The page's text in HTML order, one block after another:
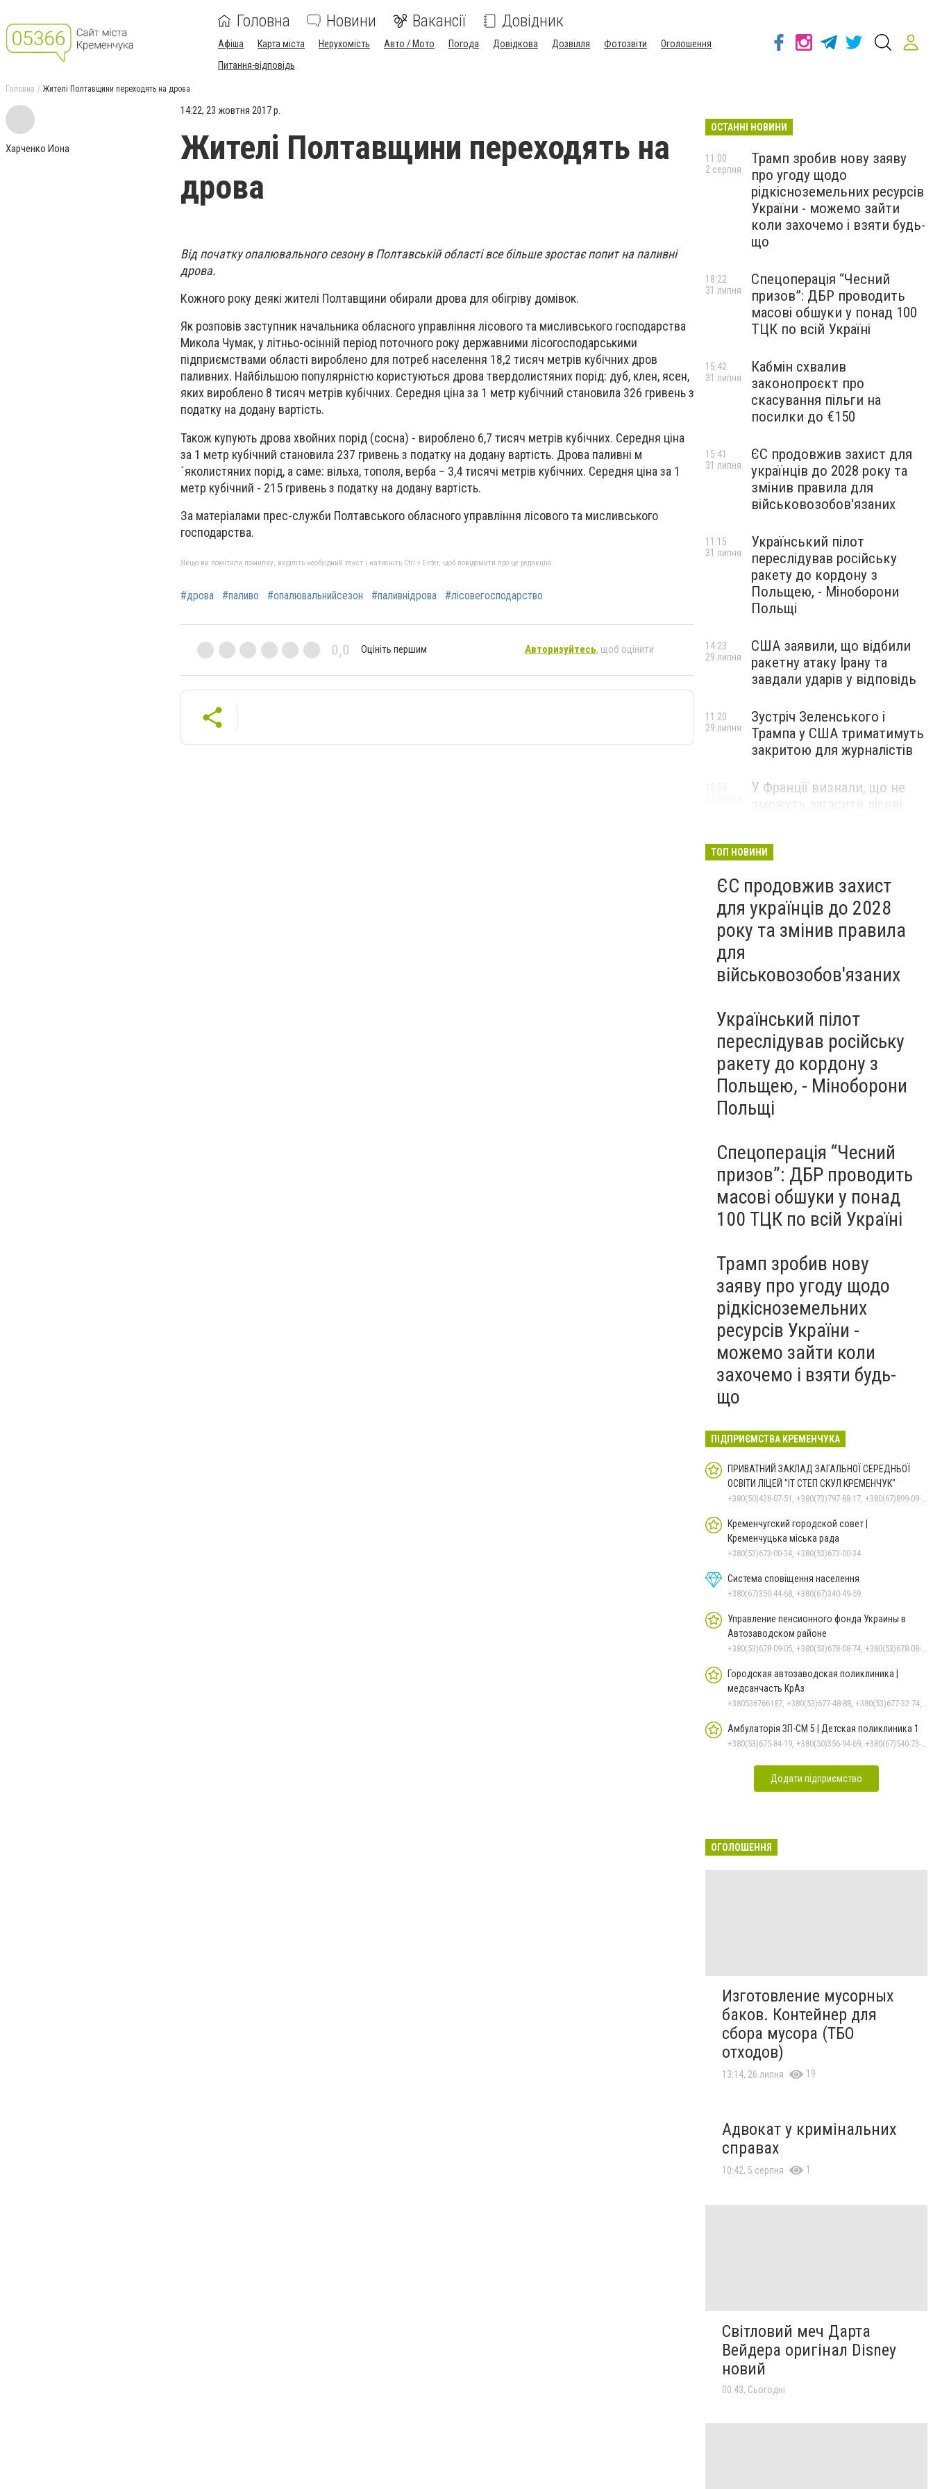
Головна Новини Вакансії Довідник
Афіша Карта міста Нерухомість Авто / Мото Погода Довідкова Дозвілля Фотозвіти
Оголошення
Питання-відповідь
Головна Жителі Полтавщини переходять на дрова
Харченко Иона
14:22, 23 жовтня 2017 р.
Жителі Полтавщини переходять на
дрова
Від початку опалювального сезону в Полтавській області все більше зростає попит на паливні
дрова.
Кожного року деякі жителі Полтавщини обирали дрова для обігріву домівок.
Як розповів заступник начальника обласного управління лісового та мисливського господарства
Микола Чумак, у літньо-осінній період поточного року державними лісогосподарськими
підприємствами області вироблено для потреб населення 18,2 тисяч метрів кубічних дров
паливних. Найбільшою популярністю користуються дрова твердолистяних порід: дуб, клен, ясен,
яких вироблено 8 тисяч метрів кубічних. Середня ціна за 1 метр кубічний становила 326 гривень з
податку на додану вартість.
Також купують дрова хвойних порід (сосна) - вироблено 6,7 тисяч метрів кубічних. Середня ціна
за 1 метр кубічний становила 237 гривень з податку на додану вартість. Дрова паливні м
´яколистяних порід, а саме: вільха, тополя, верба – 3,4 тисячі метрів кубічних. Середня ціна за 1
метр кубічний - 215 гривень з податку на додану вартість.
За матеріалами прес-служби Полтавського обласного управління лісового та мисливського
господарства.
Якщо ви помітили помилку, виділіть необхідний текст і натисніть Ctrl + Enter, щоб повідомити про це редакцію
#дрова #паливо #опалювальнийсезон #паливнідрова #лісовегосподарство
0,0 Оцініть першим Авторизуйтесь, щоб оцінити
ОСТАННІ НОВИНИ
Трамп зробив нову заяву
про угоду щодо
рідкісноземельних ресурсів
України - можемо зайти
коли захочемо і взяти будь-
що
11:00
2 серпня
Спецоперація “Чесний
призов”: ДБР проводить
масові обшуки у понад 100
ТЦК по всій Україні
18:22
31 липня
Кабмін схвалив
законопроєкт про
скасування пільги на
посилки до €150
15:42
31 липня
ЄС продовжив захист для
українців до 2028 року та
змінив правила для
військовозобов'язаних
15:41
31 липня
Український пілот
переслідував російську
ракету до кордону з
Польщею, - Міноборони
Польщі
11:15
31 липня
США заявили, що відбили
ракетну атаку Ірану та
завдали ударів у відповідь
14:23
29 липня
Зустріч Зеленського і
Трампа у США триматимуть
закритою для журналістів
11:20
29 липня
У Франції визнали, що не
ТОП НОВИНИ
ЄС продовжив захист
для українців до 2028
року та змінив правила
для
військовозобов'язаних
Український пілот
переслідував російську
ракету до кордону з
Польщею, - Міноборони
Польщі
Спецоперація “Чесний
призов”: ДБР проводить
масові обшуки у понад
100 ТЦК по всій Україні
Трамп зробив нову
заяву про угоду щодо
рідкісноземельних
ресурсів України -
можемо зайти коли
захочемо і взяти будь-
що
ПІДПРИЄМСТВА КРЕМЕНЧУКА
ПРИВАТНИЙ ЗАКЛАД ЗАГАЛЬНОЇ СЕРЕДНЬОЇ
ОСВІТИ ЛІЦЕЙ "ІТ СТЕП СКУЛ КРЕМЕНЧУК"
+380(50)426-07-51, +380(73)797-88-17, +380(67)899-09-16
Кременчугский городской совет |
Кременчуцька міська рада
+380(53)673-00-34, +380(53)673-00-34
Система сповіщення населення
+380(67)350-44-68, +380(67)340-49-59
Управление пенсионного фонда Украины в
Автозаводском районе
+380(53)678-09-05, +380(53)678-08-74, +380(53)678-08-83, +380(53)678-08-41, +380(53)678-08-86
Городская автозаводская поликлиника |
медсанчасть КрАз
+380536766187, +380(53)677-48-88, +380(53)677-32-74, +380(53)676-62-99
Амбулаторія ЗП-СМ 5 | Детская поликлиника 1
+380(53)675-84-19, +380(50)356-94-69, +380(67)540-73-87
Додати підприємство
ОГОЛОШЕННЯ
Изготовление мусорных
баков. Контейнер для
сбора мусора (ТБО
отходов)
13:14, 26 липня 19
Адвокат у кримінальних
справах
10:42, 5 серпня 1
Світловий меч Дарта
Вейдера оригінал Disney
новий
00:43, Сьогодні